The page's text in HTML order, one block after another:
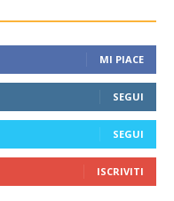
MI PIACE
SEGUI
SEGUI
ISCRIVITI